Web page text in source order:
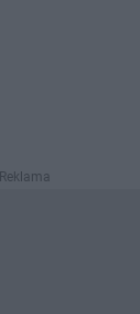
Reklama